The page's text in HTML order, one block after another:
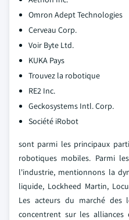
Omron Adept Technologies
Cerveau Corp.
Voir Byte Ltd.
KUKA Pays
Trouvez la robotique
RE2 Inc.
Geckosystems Intl. Corp.
Société iRobot
sont parmi les principaux
robotiques mobiles. Parmi
l'industrie, mentionnons la
liquide, Lockheed Martin,
Les acteurs du marché des
concentrent sur les alliances